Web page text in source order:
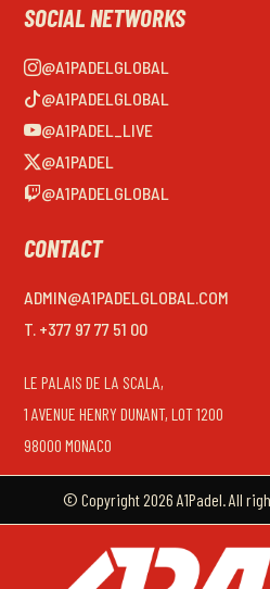
SOCIAL NETWORKS
@A1PADELGLOBAL
@A1PADELGLOBAL
@A1PADEL_LIVE
@A1PADEL
@A1PADELGLOBAL
CONTACT
ADMIN@A1PADELGLOBAL.COM
T. +377 97 77 51 00
LE PALAIS DE LA SCALA,
1 AVENUE HENRY DUNANT, LOT 1200
98000 MONACO
© Copyright 2026 A1Padel. All